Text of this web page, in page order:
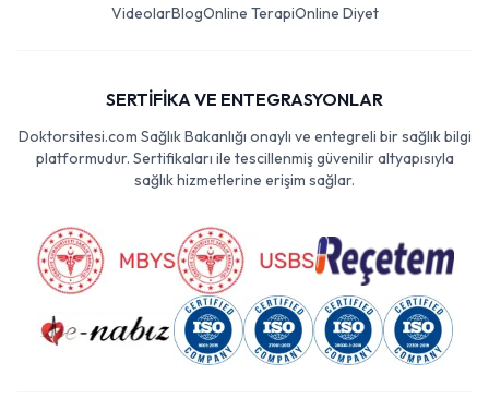
VideolarBlogOnline TerapiOnline Diyet
SERTİFİKA VE ENTEGRASYONLAR
Doktorsitesi.com Sağlık Bakanlığı onaylı ve entegreli bir sağlık bilgi
platformudur. Sertifikaları ile tescillenmiş güvenilir altyapısıyla
sağlık hizmetlerine erişim sağlar.